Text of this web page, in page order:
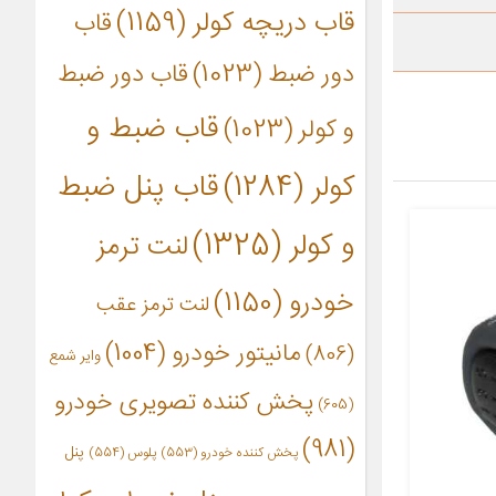
قاب دریچه کولر(1159)
قاب
دور ضبط(1023)
قاب دور ضبط
و کولر(1023)
قاب ضبط و
کولر(1284)
قاب پنل ضبط
و کولر(1325)
لنت ترمز
خودرو(1150)
لنت ترمز عقب
(806)
مانیتور خودرو(1004)
وایر شمع
(605)
پخش کننده تصویری خودرو
(981)
پخش کننده خودرو(553) پلوس(554) پنل